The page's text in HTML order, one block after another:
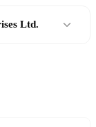
Ltd.